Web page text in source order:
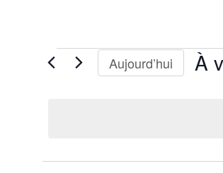
Aujourd’hui À